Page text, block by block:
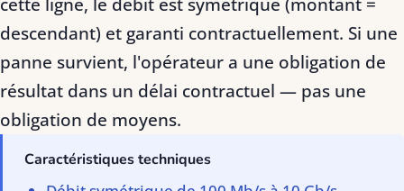
descendant) et garanti contractuellement. Si une
panne survient, l'opérateur a une obligation de
résultat dans un délai contractuel — pas une
obligation de moyens.
Caractéristiques techniques